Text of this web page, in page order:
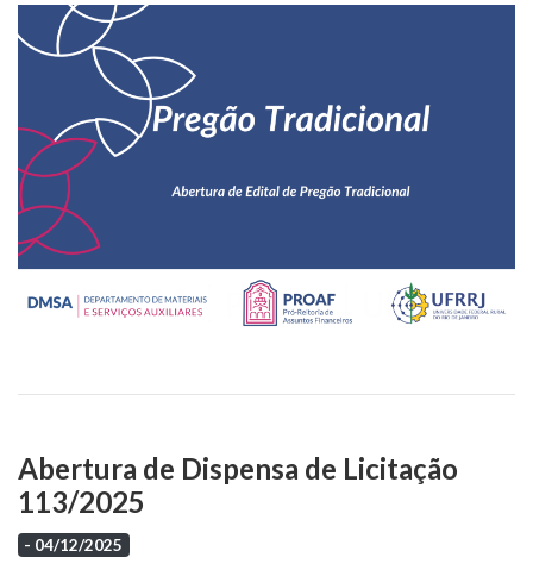
Abertura de Dispensa de Licitação
113/2025
- 04/12/2025